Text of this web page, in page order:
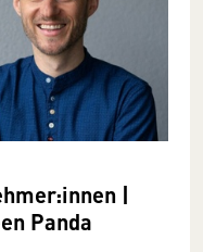
|
Panda